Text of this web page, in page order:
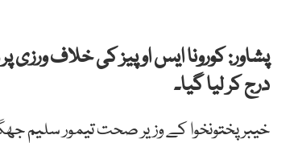
پشاور: کورونا ایس او پیز کی خلاف
درج کر لیا گیا۔
خیبر پختونخوا کے وزیر صحت تیمور سلیم